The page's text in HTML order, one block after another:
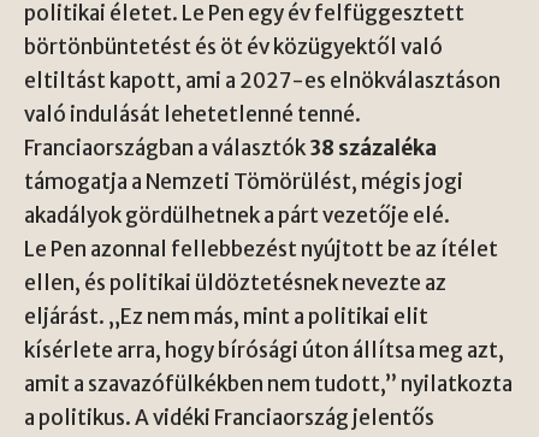
politikai életet. Le Pen egy év felfüggesztett
börtönbüntetést és öt év közügyektől való
eltiltást kapott, ami a 2027-es elnökválasztáson
való indulását lehetetlenné tenné.
Franciaországban a választók38 százaléka
támogatja a Nemzeti Tömörülést, mégis jogi
akadályok gördülhetnek a párt vezetője elé.
Le Pen azonnal fellebbezést nyújtott be az ítélet
ellen, és politikai üldöztetésnek nevezte az
eljárást. „Ez nem más, mint a politikai elit
kísérlete arra, hogy bírósági úton állítsa meg azt,
amit a szavazófülkékben nem tudott,” nyilatkozta
a politikus. A vidéki Franciaország jelentős